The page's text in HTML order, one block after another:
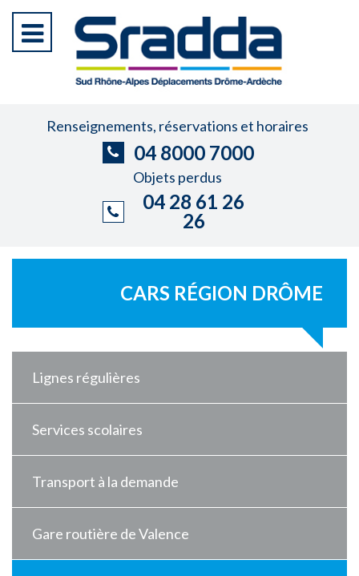
Renseignements, réservations et horaires
04 8000 7000
Objets perdus
04 28 61 26
26
CARS RÉGION DRÔME
Lignes régulières
Services scolaires
Transport à la demande
Gare routière de Valence